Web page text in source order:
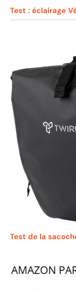
Test : éclairage
Test de la